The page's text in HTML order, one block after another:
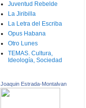
Juventud Rebelde
La Jiribilla
La Letra del Escriba
Opus Habana
Otro Lunes
TEMAS. Cultura,
Ideología, Sociedad
Joaquin Estrada-Montalvan